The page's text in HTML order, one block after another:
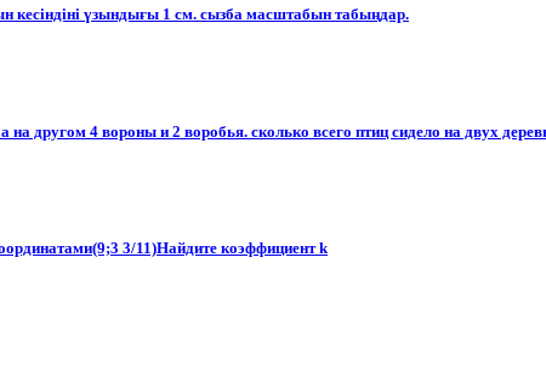
кесіндіні үзындығы 1 см. сызба масштабын табыңдар.​
на другом 4 вороны и 2 воробья. сколько всего птиц сидело на двух
3/11)Найдите коэффициент k​